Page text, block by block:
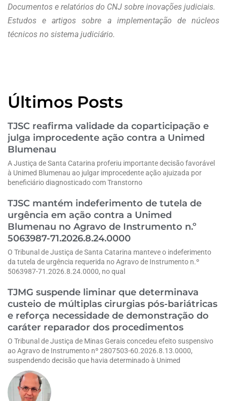
Documentos e relatórios do CNJ sobre inovações judiciais.
Estudos e artigos sobre a implementação de núcleos
técnicos no sistema judiciário.
Últimos Posts
TJSC reafirma validade da coparticipação e
julga improcedente ação contra a Unimed
Blumenau
A Justiça de Santa Catarina proferiu importante decisão favorável
à Unimed Blumenau ao julgar improcedente ação ajuizada por
beneficiário diagnosticado com Transtorno
TJSC mantém indeferimento de tutela de
urgência em ação contra a Unimed
Blumenau no Agravo de Instrumento n.º
5063987-71.2026.8.24.0000
O Tribunal de Justiça de Santa Catarina manteve o indeferimento
da tutela de urgência requerida no Agravo de Instrumento n.º
5063987-71.2026.8.24.0000, no qual
TJMG suspende liminar que determinava
custeio de múltiplas cirurgias pós-bariátricas
e reforça necessidade de demonstração do
caráter reparador dos procedimentos
O Tribunal de Justiça de Minas Gerais concedeu efeito suspensivo
ao Agravo de Instrumento nº 2807503-60.2026.8.13.0000,
suspendendo decisão que havia determinado à Unimed